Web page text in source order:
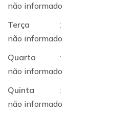
não informado
Terça
:
não informado
Quarta
:
não informado
Quinta
:
não informado